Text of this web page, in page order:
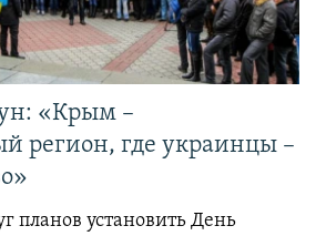
«Крым –
регион, где украинцы –
планов установить День